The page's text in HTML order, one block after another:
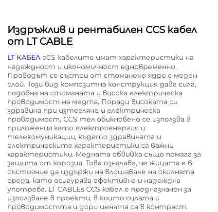
Издръжлив и рентабилен CCS кабел
от LT CABLE
LT КАБЕЛ cCS кабелите имат характеристики на
надеждност и икономичност едновременно.
Проводът се състои от стоманено ядро с меден
слой. Този вид композитна конструкция дава сила,
подобна на стоманата и висока електрическа
проводимост на медта. Поради високата си
здравина при изтегляне и електрическа
проводимост, CCS тел обикновено се използва в
приложения като електроенергия и
телекомуникации, където здравината и
електрическите характеристики са важни
характеристики. Медната обвивка също помага за
защита от корозия. Това означава, че жицата е в
състояние да издържи на влошаване на околната
среда, като осигурява ефективна и надеждна
употреба. LT CABLEs CCS кабел е предназначен за
използване в проекти, в които силата и
проводимостта и дори цената са в контраст.